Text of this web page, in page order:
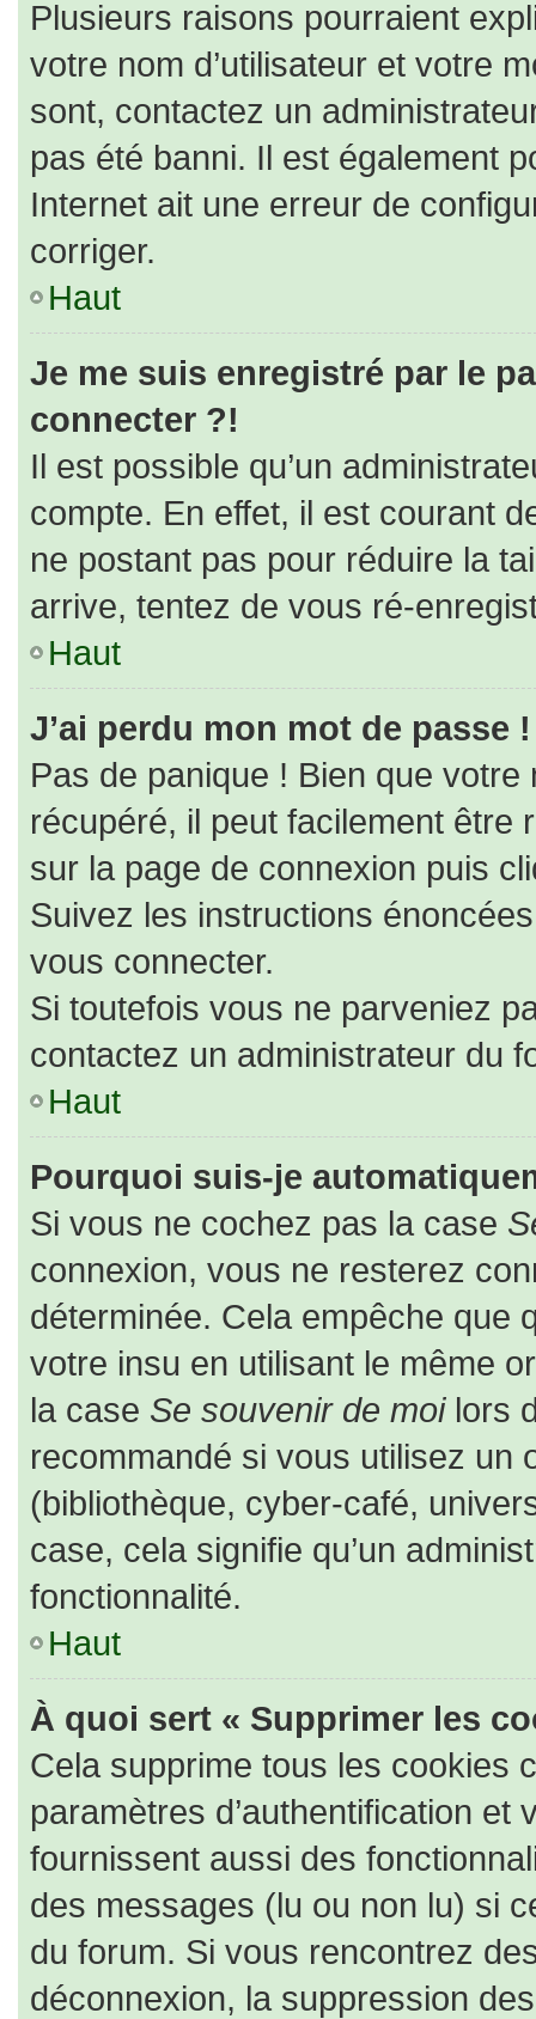
Plusieurs raisons pourraient
votre nom d’utilisateur et votre
sont, contactez un
pas été banni. Il est également
Internet ait une erreur de
corriger.
Haut
Je me suis enregistré par le
connecter ?!
Il est possible qu’un
compte. En effet, il est courant
ne postant pas pour réduire la
arrive, tentez de vous ré-
Haut
J’ai perdu mon mot de passe !
Pas de panique ! Bien que
récupéré, il peut facilement être
sur la page de connexion puis
Suivez les instructions
vous connecter.
Si toutefois vous ne parveniez
contactez un administrateur du
Haut
Pourquoi suis-je
Si vous ne cochez pas la case
connexion, vous ne resterez
déterminée. Cela empêche que
votre insu en utilisant le même
la case Se souvenir de moilors
recommandé si vous utilisez un
(bibliothèque, cyber-café,
case, cela signifie qu’un
fonctionnalité.
Haut
À quoi sert « Supprimer les
Cela supprime tous les cookies
paramètres d’authentification
fournissent aussi des
des messages (lu ou non lu) si
du forum. Si vous rencontrez
déconnexion, la suppression